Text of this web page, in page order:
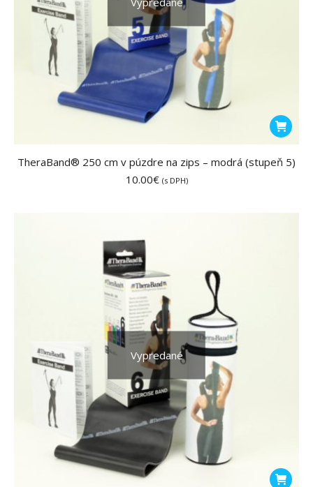
TheraBand® 250 cm v púzdre na zips – modrá (stupeň 5)
10.00€ (s DPH)
Vypredané